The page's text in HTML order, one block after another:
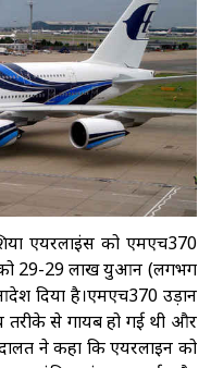
की भावना सरकार
मुद्दों से युवाओं का ध्यान
सरकार: डिंपल
कार्यक्रम की अनुमति
ने सरकार पर लगाया
में अतीक अहमद के बेटे
एयरलाइंस को एमएच370
को 29-29 लाख युआन (लगभग
दिया है।एमएच370 उड़ान
से गायब हो गई थी और
ने कहा कि एयरलाइन को